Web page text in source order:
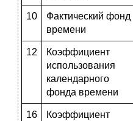
10
Фактический фонд
времени
12
Коэффициент
использования
календарного
фонда времени
16
Коэффициент